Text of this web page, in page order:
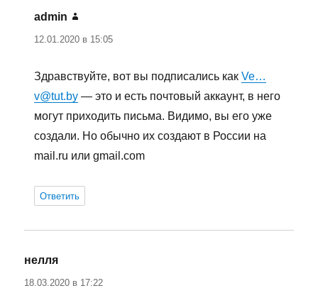
admin
12.01.2020 в 15:05
Здравствуйте, вот вы подписались какVe…
v@tut.by — это и есть почтовый аккаунт, в него
могут приходить письма. Видимо, вы его уже
создали. Но обычно их создают в России на
mail.ru или gmail.com
Ответить
нелля
18.03.2020 в 17:22